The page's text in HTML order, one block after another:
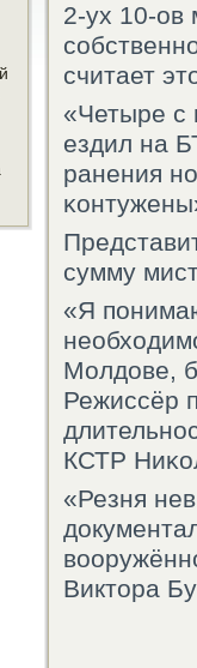
2-ух 10-ов
считает
«Четыре с
ездил на
ранения
сумму
«Я
Молдове,
Режиссёр
КСТР
«Резня
Виктора